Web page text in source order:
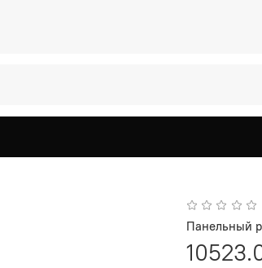
Панельный